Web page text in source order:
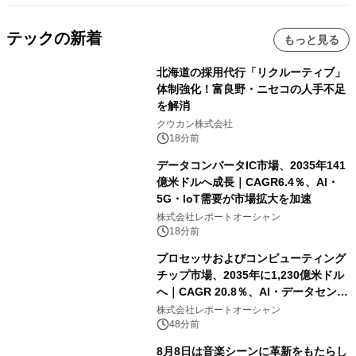
テックの新着 もっと見る
北海道の採用代行「リクルーティブ」
体制強化！富良野・ニセコの人手不足
を解消
クウカン株式会社
18分前
データコンバータIC市場、2035年141
億米ドルへ成長｜CAGR6.4％、AI・
5G・IoT需要が市場拡大を加速
株式会社レポートオーシャン
18分前
プロセッサおよびコンピューティング
チップ市場、2035年に1,230億米ドル
へ｜CAGR 20.8％、AI・データセンタ
ー需要が成長を牽引
株式会社レポートオーシャン
48分前
8月8日は音楽シーンに革新をもたらし